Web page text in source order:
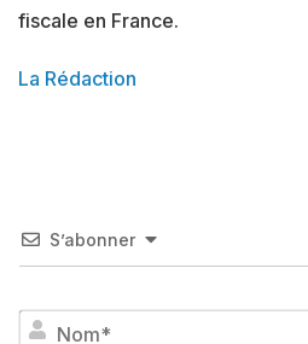
fiscale en France.
La Rédaction
S’abonner